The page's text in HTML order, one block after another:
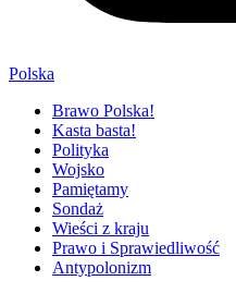
Polska
Brawo Polska!
Kasta basta!
Polityka
Wojsko
Pamiętamy
Sondaż
Wieści z kraju
Prawo i Sprawiedliwość
Antypolonizm